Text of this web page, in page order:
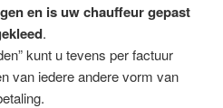
en is uw chauffeur gepast
.
kunt u tevens per factuur
van iedere andere vorm van